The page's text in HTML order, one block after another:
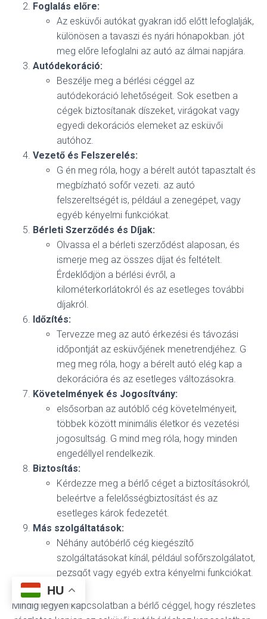
Foglalás előre:
Az esküvői autókat gyakran idő előtt lefoglalják,
különösen a tavaszi és nyári hónapokban. jót
meg előre lefoglalni az autó az álmai napjára.
Autódekoráció:
Beszélje meg a bérlési céggel az
autódekoráció lehetőségeit. Sok esetben a
cégek biztosítanak díszeket, virágokat vagy
egyedi dekorációs elemeket az esküvői
autóhoz.
Vezető és Felszerelés:
G én meg róla, hogy a bérelt autót tapasztalt és
megbízható sofőr vezeti. az autó
felszereltségét is, például a zenegépet, vagy
egyéb kényelmi funkciókat.
Bérleti Szerződés és Díjak:
Olvassa el a bérleti szerződést alaposan, és
ismerje meg az összes díjat és feltételt.
Érdeklődjön a bérlési évről, a
kilométerkorlátokról és az esetleges további
díjakról.
Időzítés:
Tervezze meg az autó érkezési és távozási
időpontját az esküvőjének menetrendjéhez. G
meg meg róla, hogy a bérelt autó elég kap a
dekorációra és az esetleges változásokra.
Követelmények és Jogosítvány:
elsősorban az autóblő cég követelményeit,
többek között minimális életkor és vezetési
jogosultság. G mind meg róla, hogy minden
engedéllyel rendelkezik.
Biztosítás:
Kérdezze meg a bérlő céget a biztosításokról,
beleértve a felelősségbiztosítást és az
esetleges károk fedezetét.
Más szolgáltatások:
Néhány autóbérlő cég kiegészítő
szolgáltatásokat kínál, például sofőrszolgálatot,
pezsgőt vagy egyéb extra kényelmi funkciókat.
Mindig legyen kapcsolatban a bérlő céggel, hogy részletes
HU